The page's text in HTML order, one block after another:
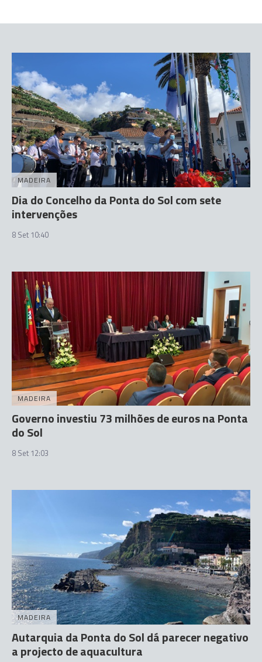
MADEIRA
Dia do Concelho da Ponta do Sol com sete
intervenções
8 Set 10:40
MADEIRA
Governo investiu 73 milhões de euros na Ponta
do Sol
8 Set 12:03
MADEIRA
Autarquia da Ponta do Sol dá parecer negativo
a projecto de aquacultura